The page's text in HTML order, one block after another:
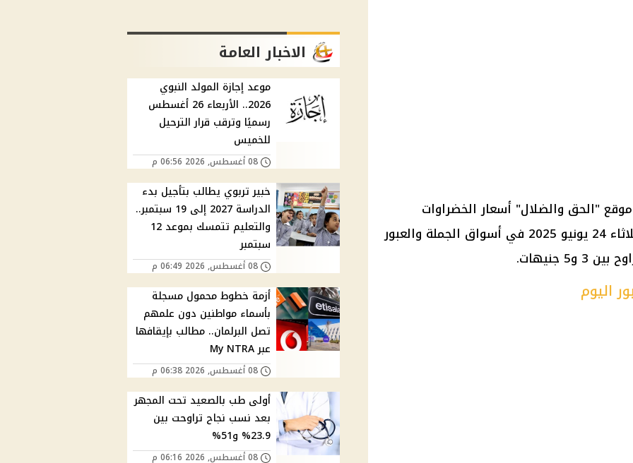
"الحق والضلال" أسعار الخضراوات
والفواكه المتداولة حاليًا اليوم الثلاثاء 24 يونيو 2025 في أسواق الجملة والعبور
جنيهات.
اليوم
الاخبار العامة
موعد إجازة المولد النبوي
2026.. الأربعاء 26 أغسطس
رسميًا وترقب قرار الترحيل
للخميس
08 أغسطس, 2026 06:56 م
خبير تربوي يطالب بتأجيل بدء
الدراسة 2027 إلى 19 سبتمبر..
والتعليم تتمسك بموعد 12
سبتمبر
08 أغسطس, 2026 06:49 م
أزمة خطوط محمول مسجلة
بأسماء مواطنين دون علمهم
تصل البرلمان.. مطالب بإيقافها
عبر My NTRA
08 أغسطس, 2026 06:38 م
أولى طب بالصعيد تحت المجهر
بعد نسب نجاح تراوحت بين
23.9% و51%
08 أغسطس, 2026 06:16 م